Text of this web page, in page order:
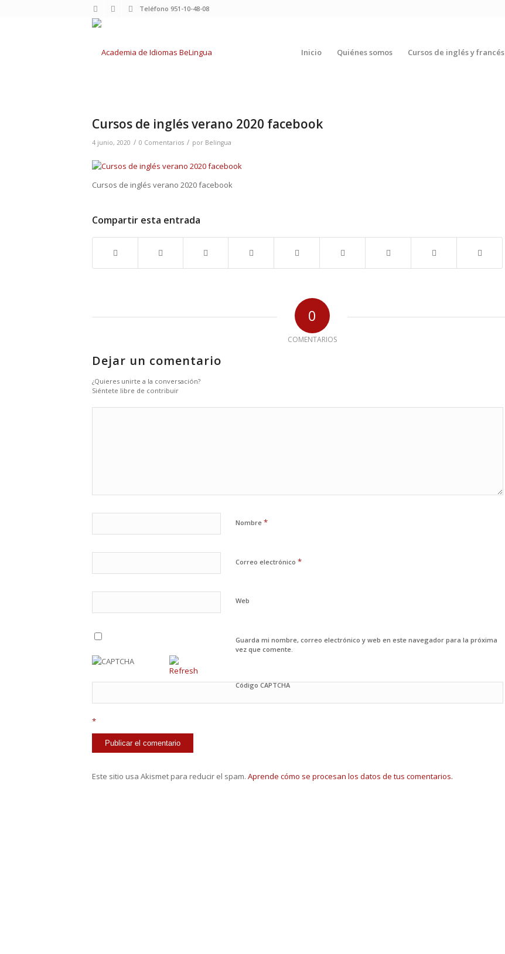
Teléfono 951-10-48-08
Inicio Quiénes somos Cursos de inglés y francés
Cursos de inglés verano 2020 facebook
4 junio, 2020 / 0 Comentarios / por Belingua
Cursos de inglés verano 2020 facebook
Compartir esta entrada
0
COMENTARIOS
Dejar un comentario
¿Quieres unirte a la conversación?
Siéntete libre de contribuir
Nombre *
Correo electrónico *
Web
Guarda mi nombre, correo electrónico y web en este navegador para la próxima
vez que comente.
Código CAPTCHA
*
Este sitio usa Akismet para reducir el spam. Aprende cómo se procesan los datos de tus comentarios.